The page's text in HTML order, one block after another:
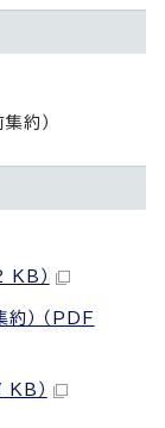
約）
）
） （PDF
）